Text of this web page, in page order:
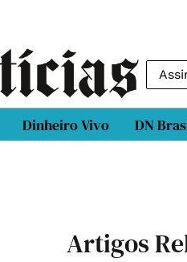
Dinheiro Vivo DN
Artigos